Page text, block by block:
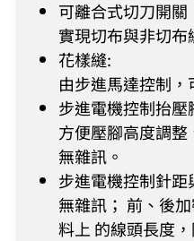
可離合式切刀開關
實現切布與非切布
花樣縫:
由步進馬達控制，
步進電機控制抬壓
方便壓腳高度調
無雜訊。
步進電機控制針
無雜訊； 前、後
料上 的線頭長度